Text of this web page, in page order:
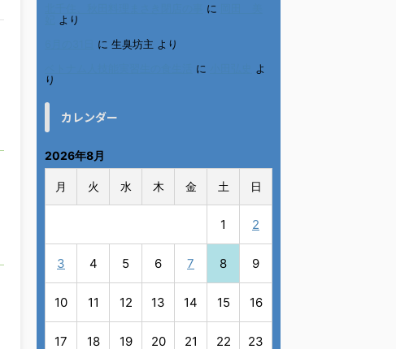
に
より
に 生臭坊主 より
に
よ
り
カレンダー
2026年8月
月 火 水 木 金 土 日
1 2
3 4 5 6 7 8 9
10 11 12 13 14 15 16
17 18 19 20 21 22 23